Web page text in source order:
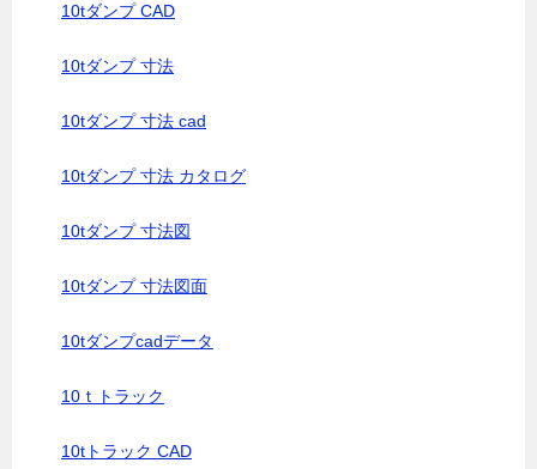
10tダンプ CAD
10tダンプ 寸法
10tダンプ 寸法 cad
10tダンプ 寸法 カタログ
10tダンプ 寸法図
10tダンプ 寸法図面
10tダンプcadデータ
10ｔトラック
10tトラック CAD